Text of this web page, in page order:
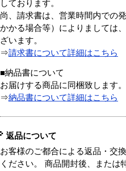
しております。
尚、請求書は、営業時間内での
かかる場合等）によりましては
ざいます。
⇒請求書について詳細はこちら
■納品書について
お届けする商品に同梱致します。
⇒納品書について詳細はこちら
返品について
お客様のご都合による返品・交
ください。 商品開封後、または